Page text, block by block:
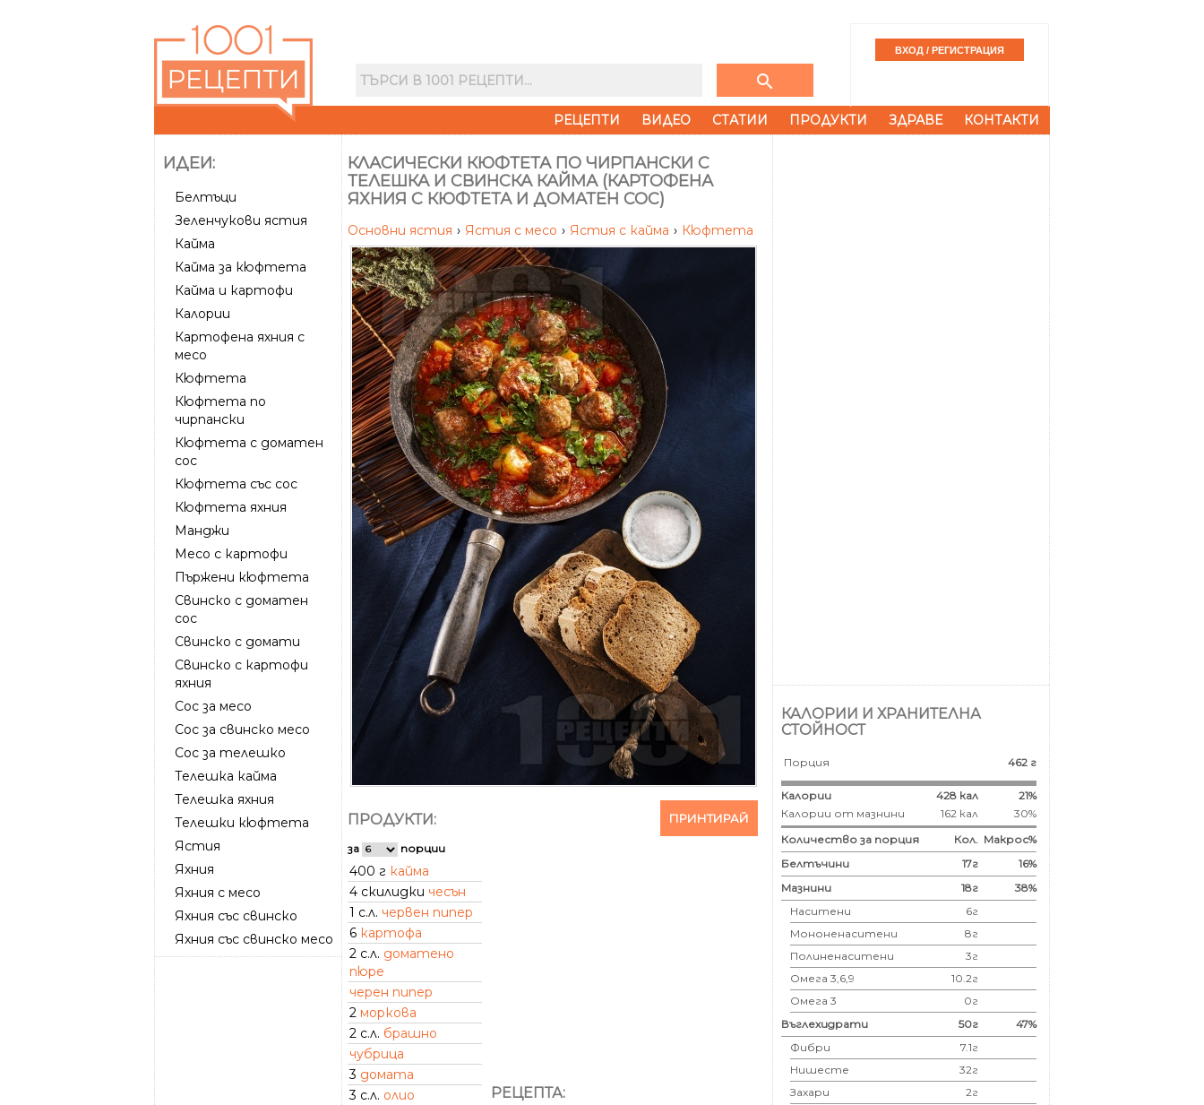
search
РЕЦЕПТИ ВИДЕО СТАТИИ ПРОДУКТИ ЗДРАВЕ КОНТАКТИ
ИДЕИ:
Белтъци
Зеленчукови ястия
Кайма
Кайма за кюфтета
Кайма и картофи
Калории
Картофена яхния с
месо
Кюфтета
Кюфтета по
чирпански
Кюфтета с доматен
сос
Кюфтета със сос
Кюфтета яхния
Манджи
Месо с картофи
Пържени кюфтета
Свинско с доматен
сос
Свинско с домати
Свинско с картофи
яхния
Сос за месо
Сос за свинско месо
Сос за телешко
Телешка кайма
Телешка яхния
Телешки кюфтета
Ястия
Яхния
Яхния с месо
Яхния със свинско
Яхния със свинско месо
КЛАСИЧЕСКИ КЮФТЕТА ПО ЧИРПАНСКИ С
ТЕЛЕШКА И СВИНСКА КАЙМА (КАРТОФЕНА
ЯХНИЯ С КЮФТЕТА И ДОМАТЕН СОС)
Основни ястия › Ястия с месо › Ястия с кайма › Кюфтета
ПРИНТИРАЙ
ПРОДУКТИ:
за порции
400 г кайма
4 скилидки чесън
1 с.л. червен пипер
6 картофа
2 с.л. доматено
пюре
черен пипер
2 моркова
2 с.л. брашно
чубрица
3 домата
3 с.л. олио
РЕЦЕПТА:
КАЛОРИИ И ХРАНИТЕЛНА
СТОЙНОСТ
Порция 462 г
Калории 428 кал
21%
Калории от мазнини
162 кал
30%
Количество за порция
Кол. Макрос%
Белтъчини
17г
16%
Мазнини
18г
38%
Наситени
6г
Мононенаситени
8г
Полиненаситени
3г
Омега 3,6,9
10.2г
Омега 3
0г
Въглехидрати
50г
47%
Фибри
7.1г
Нишесте
32г
Захари
2г